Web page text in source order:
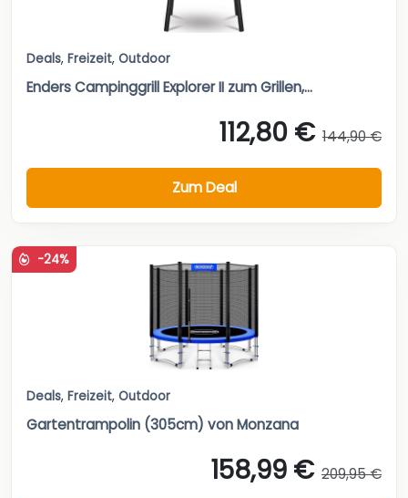
Deals, Freizeit, Outdoor
Enders Campinggrill Explorer II zum Grillen,...
112,80 € 144,90 €
Zum Deal
-24%
Deals, Freizeit, Outdoor
Gartentrampolin (305cm) von Monzana
158,99 € 209,95 €